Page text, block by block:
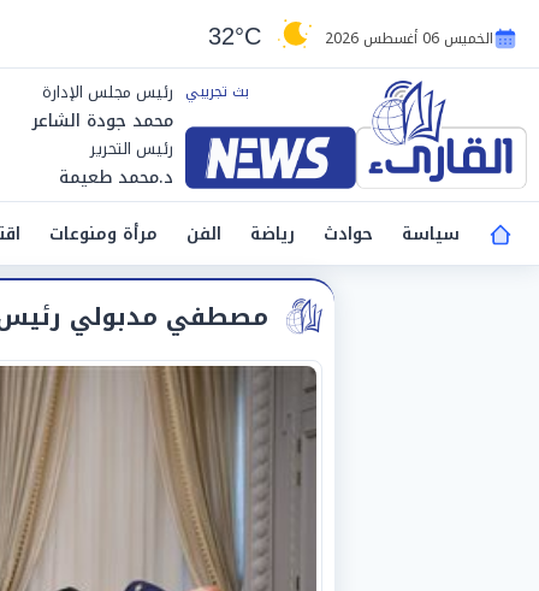
الخميس 06 أغسطس 2026 32°C
رئيس مجلس الإدارة
محمد جودة الشاعر
رئيس التحرير
د.محمد طعيمة
سياسة
حوادث رياضة الفن مرأة ومنوعات
مصطفي مدبولي رئيس